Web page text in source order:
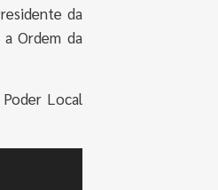
da
Ordem da
Local